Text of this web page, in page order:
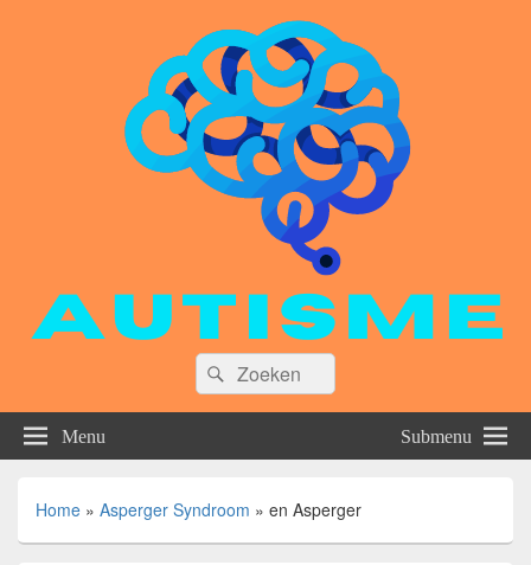
Zoeken
naar:
Zoeken
Menu Submenu
Home » Asperger Syndroom » en Asperger